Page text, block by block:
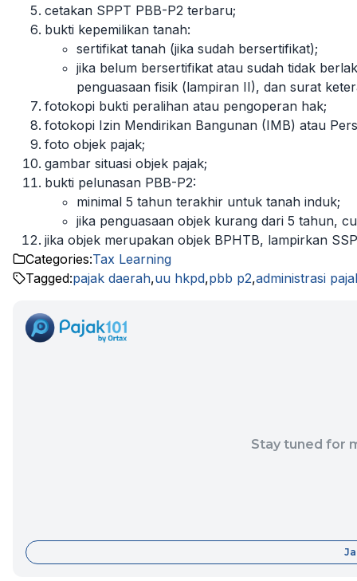
cetakan SPPT PBB-P2 terbaru;
bukti kepemilikan tanah:
sertifikat tanah (jika sudah bersertifikat);
jika belum bersertifikat atau sudah tidak
penguasaan fisik (lampiran II), dan surat
fotokopi bukti peralihan atau pengoperan hak;
fotokopi Izin Mendirikan Bangunan (IMB) atau
foto objek pajak;
gambar situasi objek pajak;
bukti pelunasan PBB-P2:
minimal 5 tahun terakhir untuk tanah induk;
jika penguasaan objek kurang dari 5 tahun,
jika objek merupakan objek BPHTB, lampirkan
Categories:Tax Learning
Tagged:pajak daerah,uu hkpd,pbb p2,administrasi
Stay tuned for